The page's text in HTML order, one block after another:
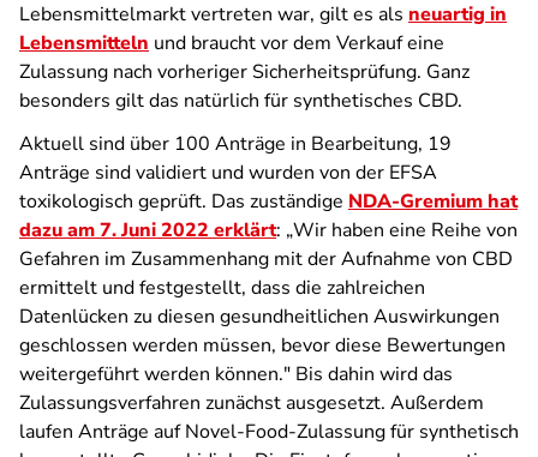
Lebensmittelmarkt vertreten war, gilt es als neuartig in
Lebensmitteln und braucht vor dem Verkauf eine
Zulassung nach vorheriger Sicherheitsprüfung. Ganz
besonders gilt das natürlich für synthetisches CBD.
Aktuell sind über 100 Anträge in Bearbeitung, 19
Anträge sind validiert und wurden von der EFSA
toxikologisch geprüft. Das zuständige NDA-Gremium hat
dazu am 7. Juni 2022 erklärt: „Wir haben eine Reihe von
Gefahren im Zusammenhang mit der Aufnahme von CBD
ermittelt und festgestellt, dass die zahlreichen
Datenlücken zu diesen gesundheitlichen Auswirkungen
geschlossen werden müssen, bevor diese Bewertungen
weitergeführt werden können." Bis dahin wird das
Zulassungsverfahren zunächst ausgesetzt. Außerdem
laufen Anträge auf Novel-Food-Zulassung für synthetisch